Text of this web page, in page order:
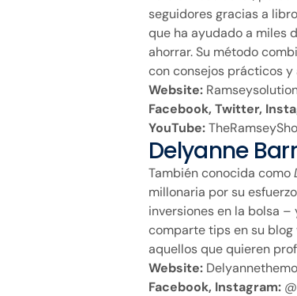
seguidores gracias a
que ha ayudado a miles
ahorrar. Su método
con consejos prácticos
Website:
Facebook, Twitter,
YouTube:
Delyanne
También conocida como
millonaria por su
inversiones en la bolsa
comparte tips en su
aquellos que quieren
Website:
Facebook, Instagram: